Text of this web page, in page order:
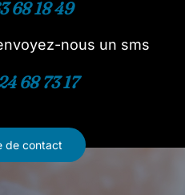
68 18 49
nous un sms
68 73 17
de contact